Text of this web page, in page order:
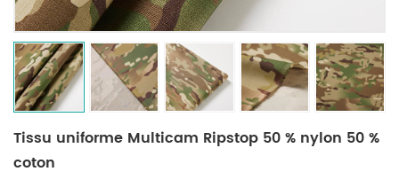
Tissu uniforme Multicam Ripstop 50 % nylon 50 %
coton